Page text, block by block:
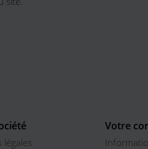
légales
Votre